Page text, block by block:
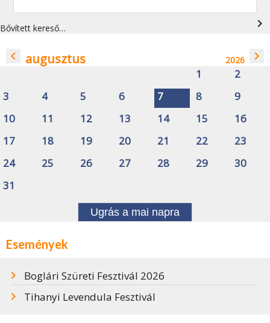
Bővített kereső… navigate_next
navigate_before augusztus 2026 navigate_next
1
2
3
4 5 6 7 8
9
10
11 12 13 14 15
16
17
18 19 20 21 22
23
24
25 26 27 28 29
30
31
Ugrás a mai napra
Események
Boglári Szüreti Fesztivál 2026
Tihanyi Levendula Fesztivál